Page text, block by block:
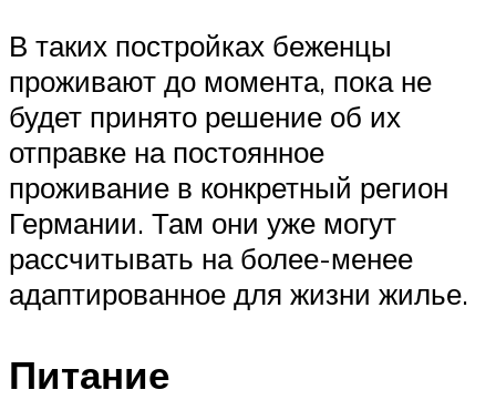
В таких постройках беженцы
проживают до момента, пока не
будет принято решение об их
отправке на постоянное
проживание в конкретный регион
Германии. Там они уже могут
рассчитывать на более-менее
адаптированное для жизни жилье.
Питание